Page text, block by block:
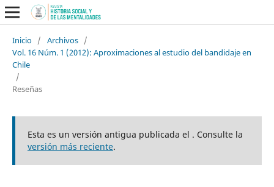
Inicio / Archivos /
Vol. 16 Núm. 1 (2012): Aproximaciones al estudio del bandidaje en
Chile
/
Reseñas
Esta es un versión antigua publicada el . Consulte la
versión más reciente.